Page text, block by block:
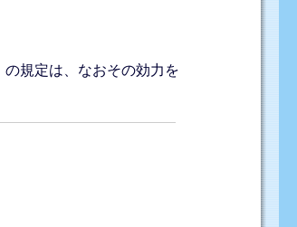
規定は、なおその効力を